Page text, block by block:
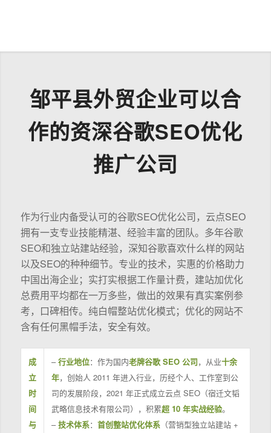
邹平县外贸企业可以合
作的资深谷歌SEO优化
推广公司
作为行业内备受认可的谷歌SEO优化公司，云点SEO
拥有一支专业技能精湛、经验丰富的团队。多年谷歌
SEO和独立站建站经验，深知谷歌喜欢什么样的网站
以及SEO的种种细节。专业的技术，实惠的价格助力
中国出海企业；实打实根据工作量计费，建站加优化
总费用平均都在一万多些，做出的效果有真实案例参
考，口碑相传。纯白帽整站优化模式；优化的网站不
含有任何黑帽手法，安全有效。
成
立
时
间
与
–行业地位：作为国内老牌谷歌 SEO 公司，从业十余
年，创始人 2011 年进入行业，历经个人、工作室到公
司的发展阶段，2021 年正式成立云点 SEO（宿迁文韬
武略信息技术有限公司），积累超 10 年实战经验。
–技术体系： 首创整站优化体系（营销型独立站建站 +